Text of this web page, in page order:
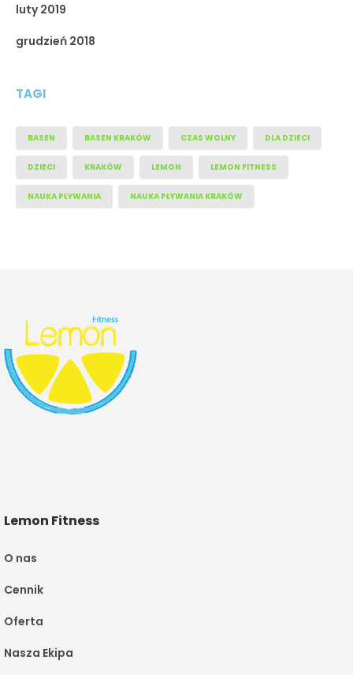
luty 2019
grudzień 2018
TAGI
BASEN BASEN KRAKÓW CZAS WOLNY DLA DZIECI
DZIECI KRAKÓW LEMON LEMON FITNESS
NAUKA PŁYWANIA NAUKA PŁYWANIA KRAKÓW
Lemon Fitness
O nas
Cennik
Oferta
Nasza Ekipa